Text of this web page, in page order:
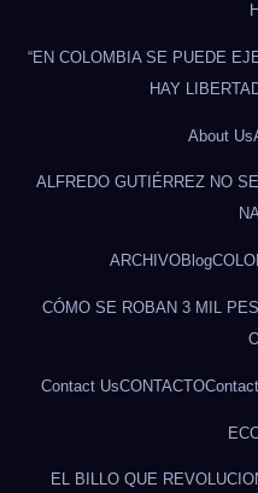
“EN COLOMBIA SE PUEDE
HAY
About Us
ALFREDO GUTIÉRREZ NO
ARCHIVOBlog
CÓMO SE ROBAN 3 MIL
Contact UsCONTACTO
EL BILLO QUE